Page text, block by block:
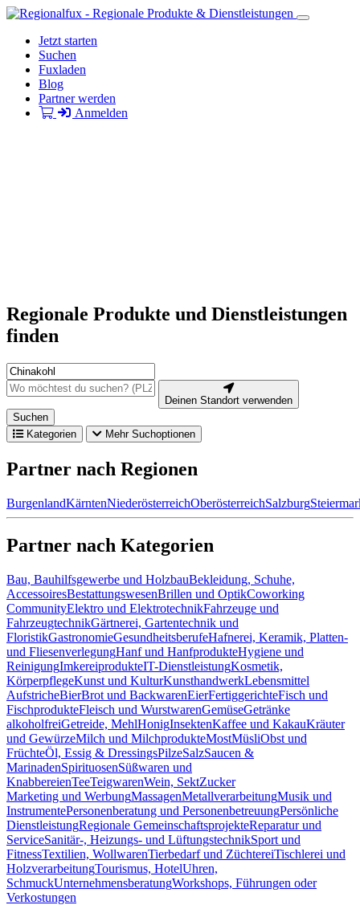
Jetzt starten
Suchen
Fuxladen
Blog
Partner werden
Anmelden
Regionale Produkte und Dienstleistungen
finden
Deinen Standort verwenden
Suchen
Kategorien
Mehr Suchoptionen
Partner nach Regionen
BurgenlandKärntenNiederösterreichOberösterreichSalzburg
Partner nach Kategorien
Bau, Bauhilfsgewerbe und HolzbauBekleidung, Schuhe,
AccessoiresBestattungswesenBrillen und OptikCoworking
CommunityElektro und ElektrotechnikFahrzeuge und
FahrzeugtechnikGärtnerei, Gartentechnik und
FloristikGastronomieGesundheitsberufeHafnerei, Keramik, Platten-
und FliesenverlegungHanf und HanfprodukteHygiene und
ReinigungImkereiprodukteIT-DienstleistungKosmetik,
KörperpflegeKunst und KulturKunsthandwerkLebensmittel
AufstricheBierBrot und BackwarenEierFertiggerichteFisch und
FischprodukteFleisch und WurstwarenGemüseGetränke
alkoholfreiGetreide, MehlHonigInsektenKaffee und KakauKräuter
und GewürzeMilch und MilchprodukteMostMüsliObst und
FrüchteÖl, Essig & DressingsPilzeSalzSaucen &
MarinadenSpirituosenSüßwaren und
KnabbereienTeeTeigwarenWein, SektZucker
Marketing und WerbungMassagenMetallverarbeitungMusik und
InstrumentePersonenberatung und PersonenbetreuungPersönliche
DienstleistungRegionale GemeinschaftsprojekteReparatur und
ServiceSanitär-, Heizungs- und LüftungstechnikSport und
FitnessTextilien, WollwarenTierbedarf und ZüchtereiTischlerei und
HolzverarbeitungTourismus, HotelUhren,
SchmuckUnternehmensberatungWorkshops, Führungen oder
Verkostungen